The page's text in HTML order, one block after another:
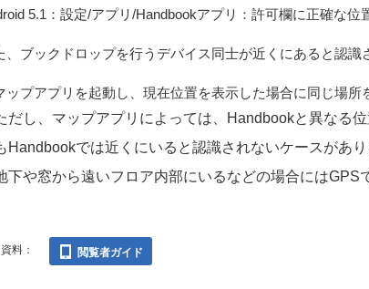
5.1：設定/アプリ/Handbookアプリ：許可欄に正確な位
、ブックドロップを行うデバイス同士が近くにあると認
ップアプリを起動し、現在位置を表示した場合に同じ場所
だし、マップアプリによっては、Handbookと異なる
Handbookでは近くにいると認識されないケースがあり
下や窓から遠いフロア内部にいるなどの場合にはGPS
料： 閲覧者ガイド